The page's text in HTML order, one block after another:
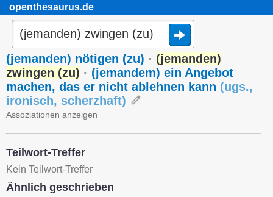
openthesaurus.de
(jemanden) nötigen (zu) · (jemanden)
zwingen (zu) · (jemandem) ein Angebot
machen, das er nicht ablehnen kann (ugs.,
ironisch, scherzhaft)
Assoziationen anzeigen
Teilwort-Treffer
Kein Teilwort-Treffer
Ähnlich geschrieben